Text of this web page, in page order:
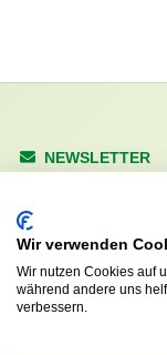
NEWSLETTER
Wir verwenden
Wir nutzen Cookies auf
während andere uns
verbessern.